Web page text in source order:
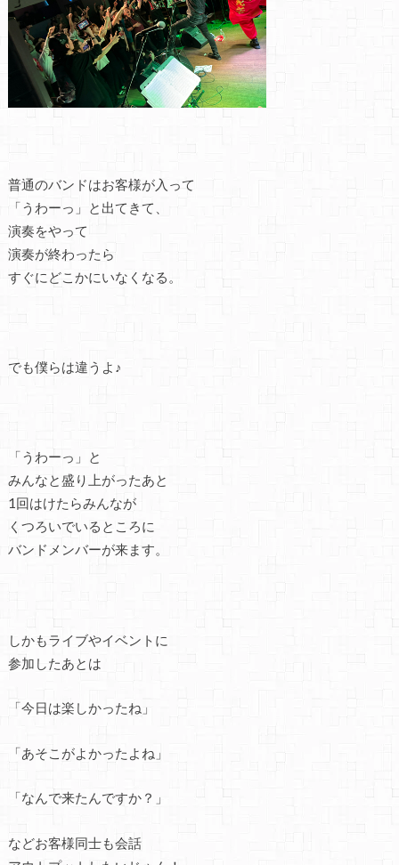
普通のバンドはお客様が入って
「うわーっ」と出てきて、
演奏をやって
演奏が終わったら
すぐにどこかにいなくなる。
でも僕らは違うよ♪
「うわーっ」と
みんなと盛り上がったあと
1回はけたらみんなが
くつろいでいるところに
バンドメンバーが来ます。
しかもライブやイベントに
参加したあとは
「今日は楽しかったね」
「あそこがよかったよね」
「なんで来たんですか？」
などお客様同士も会話